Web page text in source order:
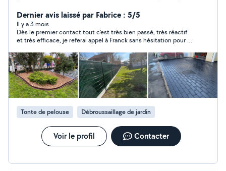
travail soigné.
Dernier avis laissé par Fabrice : 5/5
Il y a 3 mois
Dès le premier contact tout c‘est très bien passé, très réactif
et très efficace, je referai appel à Franck sans hésitation pour la
Tonte de pelouse Débroussaillage de jardin
Voir le profil Contacter